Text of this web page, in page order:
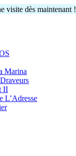
visite dès maintenant !
Marina
II
L’Adresse